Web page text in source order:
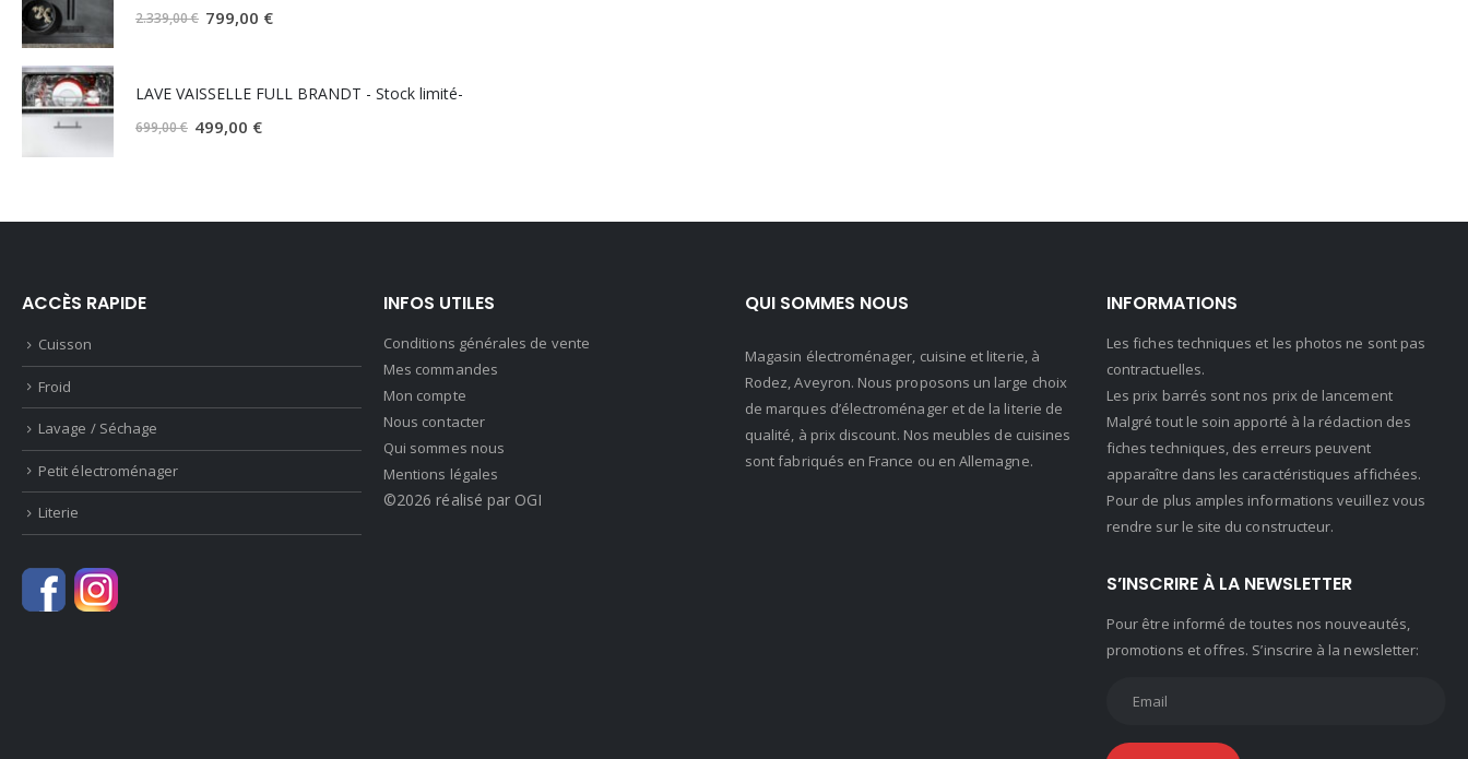
569,00 €.
419,00 €.
2.339,00€ Le
était :
2.339,00 €.
799,00 €Le
est :
LAVE VAISSELLE FULL BRANDT - Stock limité-
699,00€ Le
499,00 €Le
ACCÈS RAPIDE
Cuisson
Froid
Lavage / Séchage
Petit électroménager
Literie
INFOS UTILES
Conditions générales de vente
Mes commandes
Mon compte
Nous contacter
Qui sommes nous
Mentions légales
©2026 réalisé par OGI
QUI SOMMES NOUS
Magasin électroménager, cuisine et literie, à
Rodez, Aveyron. Nous proposons un large choix
de marques d’électroménager et de la literie de
qualité, à prix discount. Nos meubles de cuisines
sont fabriqués en France ou en Allemagne.
INFORMATIONS
Les fiches techniques et les photos ne sont pas
contractuelles.
Les prix barrés sont nos prix de lancement
Malgré tout le soin apporté à la rédaction des
fiches techniques, des erreurs peuvent
apparaître dans les caractéristiques affichées.
Pour de plus amples informations veuillez vous
rendre sur le site du constructeur.
S’INSCRIRE À LA NEWSLETTER
Pour être informé de toutes nos nouveautés,
promotions et offres. S’inscrire à la newsletter: